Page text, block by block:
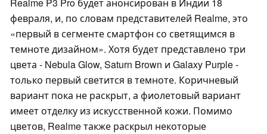
февраля, и, по словам представителей Realme, это
первый в сегменте смартфон со светящимся в
темноте дизайном . Хотя будет представлено три
цвета - Nebula Glow, Saturn Brown и Galaxy Purple -
только первый светится в темноте. Коричневый
вариант пока не раскрыт, а фиолетовый вариант
имеет отделку из искусственной кожи. Помимо
цветов, Realme также раскрыл некоторые